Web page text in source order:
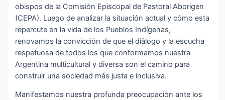
obispos de la Comisión Episcopal de Pastoral Aborigen
(CEPA). Luego de analizar la situación actual y cómo esta
repercute en la vida de los Pueblos Indígenas,
renovamos la convicción de que el diálogo y la escucha
respetuosa de todos los que conformamos nuestra
Argentina multicultural y diversa son el camino para
construir una sociedad más justa e inclusiva.
Manifestamos nuestra profunda preocupación ante los